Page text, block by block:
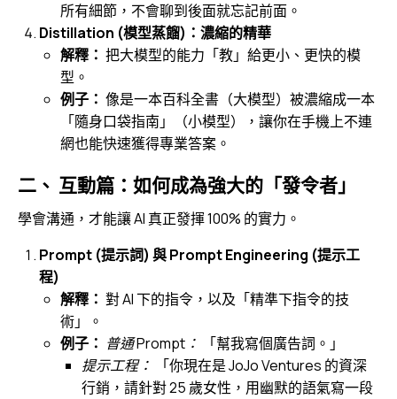
所有細節，不會聊到後面就忘記前面。
Distillation (模型蒸餾)：濃縮的精華
解釋： 把大模型的能力「教」給更小、更快的模
型。
例子： 像是一本百科全書（大模型）被濃縮成一本
「隨身口袋指南」（小模型），讓你在手機上不連
網也能快速獲得專業答案。
二、 互動篇：如何成為強大的「發令者」
學會溝通，才能讓 AI 真正發揮 100% 的實力。
Prompt (提示詞) 與 Prompt Engineering (提示工
程)
解釋： 對 AI 下的指令，以及「精準下指令的技
術」。
例子： 普通 Prompt：
「幫我寫個廣告詞。」
提示工程：
「你現在是 JoJo Ventures 的資深
行銷，請針對 25 歲女性，用幽默的語氣寫一段